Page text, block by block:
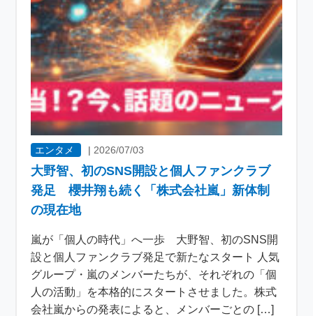
エンタメ | 2026/07/03
大野智、初のSNS開設と個人ファンクラブ
発足 櫻井翔も続く「株式会社嵐」新体制
の現在地
嵐が「個人の時代」へ一歩 大野智、初のSNS開
設と個人ファンクラブ発足で新たなスタート 人気
グループ・嵐のメンバーたちが、それぞれの「個
人の活動」を本格的にスタートさせました。株式
会社嵐からの発表によると、メンバーごとの […]